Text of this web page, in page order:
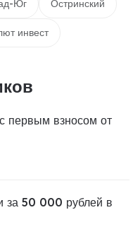
Юг Остринский
инвест
первым взносом от
за 50 000 рублей в